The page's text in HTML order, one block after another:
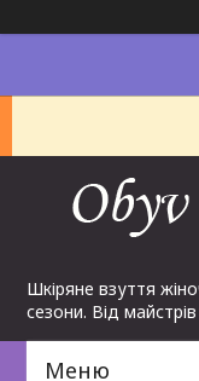
Шкіряне взуття
сезони. Від